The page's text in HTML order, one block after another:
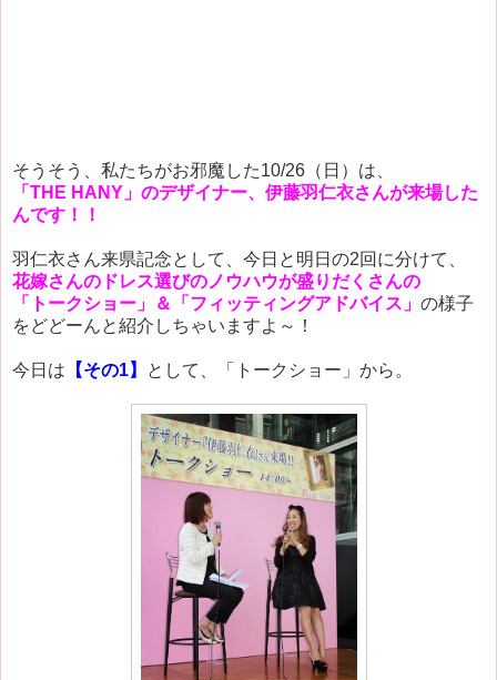
そうそう、私たちがお邪魔した10/26（日）は、
「THE HANY」のデザイナー、伊藤羽仁衣さんが来場した
んです！！
羽仁衣さん来県記念として、今日と明日の2回に分けて、
花嫁さんのドレス選びのノウハウが盛りだくさんの
「トークショー」＆「フィッティングアドバイス」 の様子
をどどーんと紹介しちゃいますよ～！
今日は 【その1】 として、「トークショー」から。